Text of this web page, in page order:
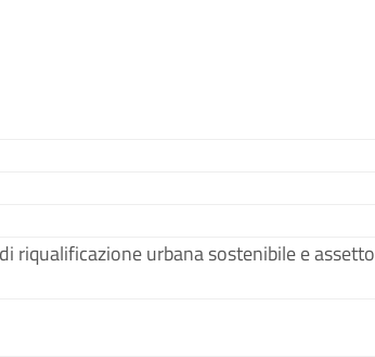
riqualificazione urbana sostenibile e assetto